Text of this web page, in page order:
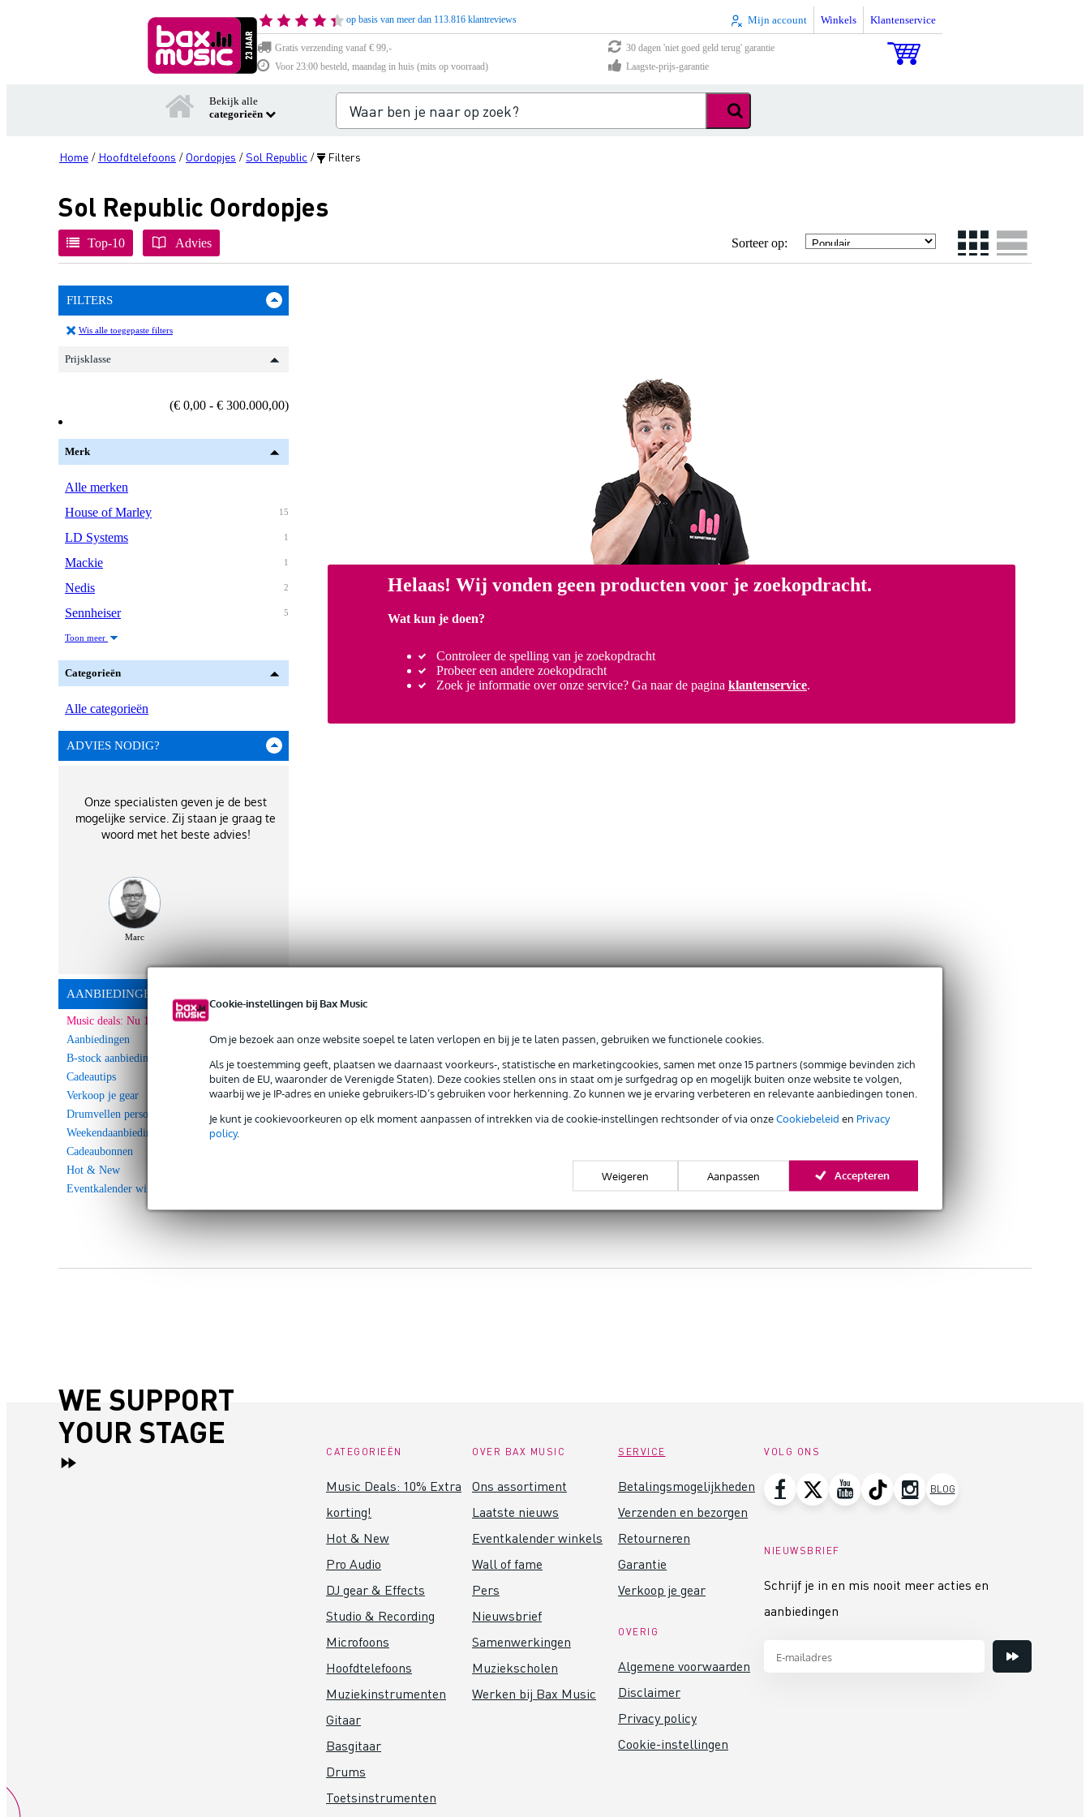
Cookie-instellingen bij Bax Music
Om je bezoek aan onze website soepel te laten verlopen en bij je te laten passen, gebruiken we functionele cookies.
Als je toestemming geeft, plaatsen we daarnaast voorkeurs-, statistische en marketingcookies, samen met onze 15 partners (sommige bevinden zich
buiten de EU, waaronder de Verenigde Staten). Deze cookies stellen ons in staat om je surfgedrag op en mogelijk buiten onze website te volgen,
waarbij we je IP-adres en unieke gebruikers-ID’s gebruiken voor herkenning. Zo kunnen we je ervaring verbeteren en relevante aanbiedingen tonen.
Je kunt je cookievoorkeuren op elk moment aanpassen of intrekken via de cookie-instellingen rechtsonder of via onzeCookiebeleid en Privacy
policy.
Weigeren Aanpassen Accepteren
op basis van meer dan 113.816 klantreviews Mijn account Winkels Klantenservice
Gratis verzending vanaf € 99,-
30 dagen 'niet goed geld terug' garantie
Voor 23:00 besteld, maandag in huis (mits op voorraad)
Laagste-prijs-garantie
Bekijk alle
categorieën
Home / Hoofdtelefoons / Oordopjes /Sol Republic / Filters
Sol Republic Oordopjes
Top-10 Advies Sorteer op:
FILTERS
Wis alle toegepaste filters
Prijsklasse
(€ 0,00 - € 300.000,00)
Merk
Alle merken
15
House of Marley
1
LD Systems
1
Mackie
2
Nedis
5
Sennheiser
Toon meer
Categorieën
Alle categorieën
ADVIES NODIG?
Onze specialisten geven je de best
mogelijke service. Zij staan je graag te
woord met het beste advies!
Marc
AANBIEDINGEN
Music deals: Nu 10% Extra korting!
Aanbiedingen
B-stock aanbiedingen
Cadeautips
Verkoop je gear
Drumvellen personaliseren
Weekendaanbieding
Cadeaubonnen
Hot & New
Eventkalender winkels
Helaas! Wij vonden geen producten voor je zoekopdracht.
Wat kun je doen?
Controleer de spelling van je zoekopdracht
Probeer een andere zoekopdracht
Zoek je informatie over onze service? Ga naar de pagina klantenservice.
WE SUPPORT
YOUR STAGE
CATEGORIEËN
Music Deals: 10% Extra
korting!
Hot & New
Pro Audio
DJ gear & Effects
Studio & Recording
Microfoons
Hoofdtelefoons
Muziekinstrumenten
Gitaar
Basgitaar
Drums
Toetsinstrumenten
OVER BAX MUSIC
Ons assortiment
Laatste nieuws
Eventkalender winkels
Wall of fame
Pers
Nieuwsbrief
Samenwerkingen
Muziekscholen
Werken bij Bax Music
SERVICE
Betalingsmogelijkheden
Verzenden en bezorgen
Retourneren
Garantie
Verkoop je gear
OVERIG
Algemene voorwaarden
Disclaimer
Privacy policy
Cookie-instellingen
VOLG ONS
BLOG
NIEUWSBRIEF
Schrijf je in en mis nooit meer acties en
aanbiedingen